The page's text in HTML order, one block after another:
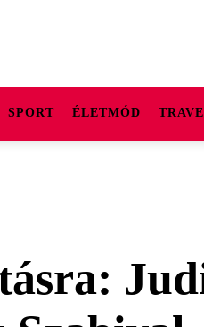
SPORT ÉLETMÓD